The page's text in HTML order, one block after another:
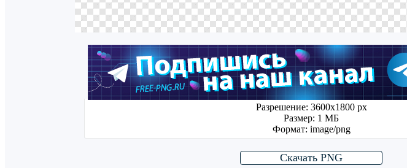
Разрешение: 3600x1800 px
Размер: 1 МБ
Формат: image/png
Скачать PNG